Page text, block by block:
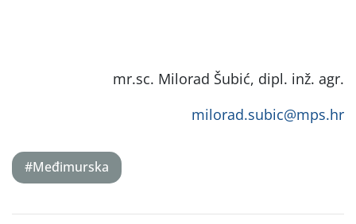
mr.sc. Milorad Šubić, dipl. inž. agr.
milorad.subic@mps.hr
#Međimurska